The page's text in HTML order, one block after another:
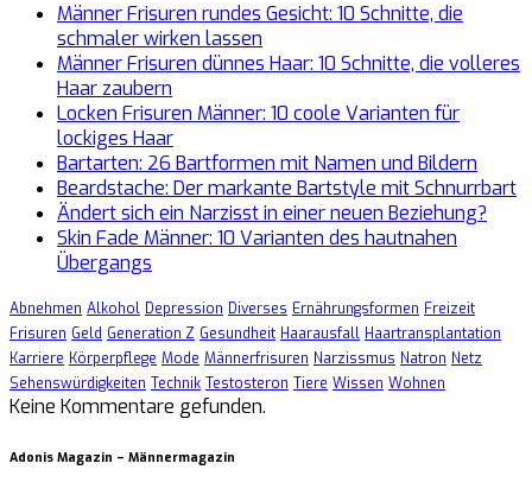
Männer Frisuren rundes Gesicht: 10 Schnitte, die
schmaler wirken lassen
Männer Frisuren dünnes Haar: 10 Schnitte, die volleres
Haar zaubern
Locken Frisuren Männer: 10 coole Varianten für
lockiges Haar
Bartarten: 26 Bartformen mit Namen und Bildern
Beardstache: Der markante Bartstyle mit Schnurrbart
Ändert sich ein Narzisst in einer neuen Beziehung?
Skin Fade Männer: 10 Varianten des hautnahen
Übergangs
Abnehmen Alkohol Depression Diverses Ernährungsformen Freizeit
Frisuren Geld Generation Z Gesundheit Haarausfall Haartransplantation
Karriere Körperpflege Mode Männerfrisuren Narzissmus Natron Netz
Sehenswürdigkeiten Technik Testosteron Tiere Wissen Wohnen
Keine Kommentare gefunden.
Adonis Magazin – Männermagazin